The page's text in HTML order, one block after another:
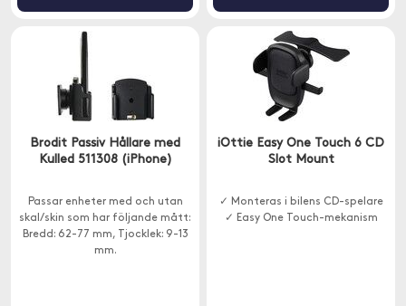
Brodit Passiv Hållare med
Kulled 511308 (iPhone)
Passar enheter med och utan
skal/skin som har följande mått:
Bredd: 62-77 mm, Tjocklek: 9-13
mm.
iOttie Easy One Touch 6 CD
Slot Mount
✓ Monteras i bilens CD-spelare
✓ Easy One Touch-mekanism